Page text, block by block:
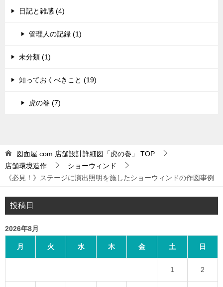
日記と雑感 (4)
管理人の記録 (1)
未分類 (1)
知っておくべきこと (19)
虎の巻 (7)
図面屋.com 店舗設計詳細図「虎の巻」
TOP
店舗環境造作
ショーウィンド
《必見！》ステージに演出照明を施したショーウィンドの作図事例
投稿日
2026年8月
月 火 水 木 金 土 日
1 2